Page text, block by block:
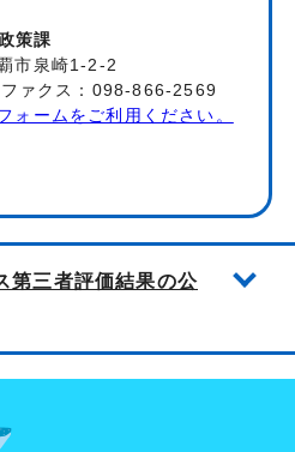
策課
市泉崎1-2-2
ァクス：098-866-2569
ォームをご利用ください。
三者評価結果の公